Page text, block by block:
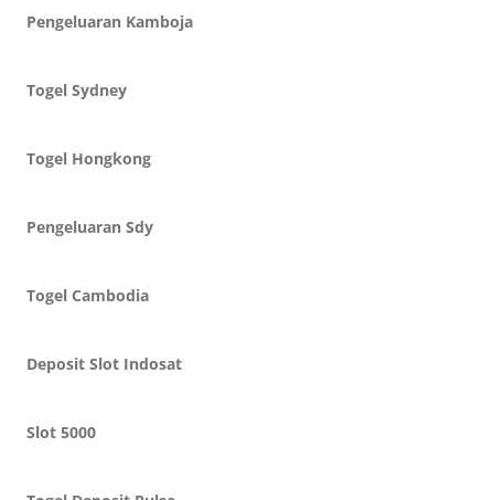
Pengeluaran Kamboja
Togel Sydney
Togel Hongkong
Pengeluaran Sdy
Togel Cambodia
Deposit Slot Indosat
Slot 5000